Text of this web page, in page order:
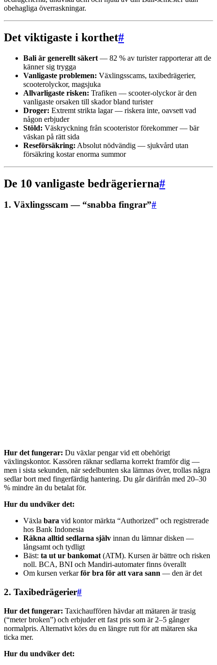
obehagliga överraskningar.
Det viktigaste i korthet#
Bali är generellt säkert — 82 % av turister rapporterar att de
känner sig trygga
Vanligaste problemen: Växlingsscams, taxibedrägerier,
scooterolyckor, magsjuka
Allvarligaste risken: Trafiken — scooter-olyckor är den
vanligaste orsaken till skador bland turister
Droger: Extremt strikta lagar — riskera inte, oavsett vad
någon erbjuder
Stöld: Väskryckning från scooteristor förekommer — bär
väskan på rätt sida
Reseförsäkring: Absolut nödvändig — sjukvård utan
försäkring kostar enorma summor
De 10 vanligaste bedrägerierna#
1. Växlingsscam — “snabba fingrar”#
Hur det fungerar: Du växlar pengar vid ett obehörigt
växlingskontor. Kassören räknar sedlarna korrekt framför dig —
men i sista sekunden, när sedelbunten ska lämnas över, trollas några
sedlar bort med fingerfärdig hantering. Du går därifrån med 20–30
% mindre än du betalat för.
Hur du undviker det:
Växla bara vid kontor märkta “Authorized” och registrerade
hos Bank Indonesia
Räkna alltid sedlarna själv innan du lämnar disken —
långsamt och tydligt
Bäst: ta ut ur bankomat (ATM). Kursen är bättre och risken
noll. BCA, BNI och Mandiri-automater finns överallt
Om kursen verkarför bra för att vara sann — den är det
2. Taxibedrägerier#
Hur det fungerar: Taxichauffören hävdar att mätaren är trasig
(“meter broken”) och erbjuder ett fast pris som är 2–5 gånger
normalpris. Alternativt körs du en längre rutt för att mätaren ska
ticka mer.
Hur du undviker det: